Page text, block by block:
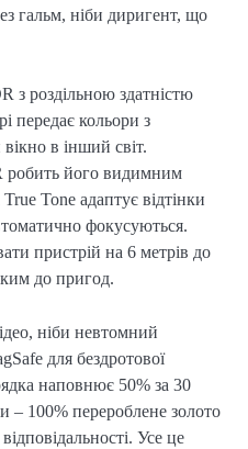
гальм, ніби диригент, що
з роздільною здатністю
передає кольори з
в інший світ.
робить його видимним
Tone адаптує відтінки
фокусуються.
пристрій на 6 метрів до
до пригод.
ніби невтомний
для бездротової
наповнює 50% за 30
– 100% перероблене золото
Усе це